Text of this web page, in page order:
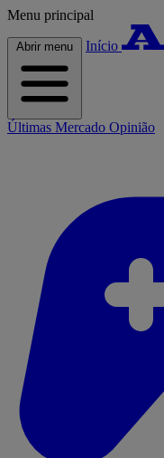
Menu principal
Abrir menu Início
Últimas Mercado Opinião